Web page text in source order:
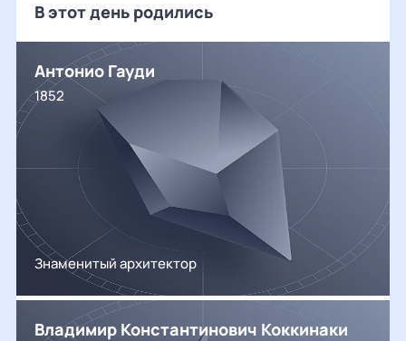
В этот день родились
Антонио Гауди
1852
Знаменитый архитектор
Владимир Константинович Коккинаки